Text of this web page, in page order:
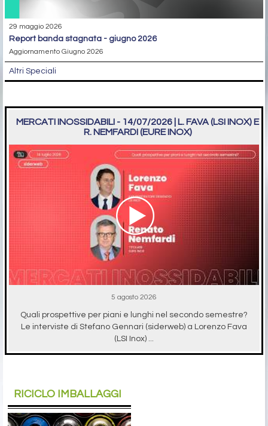
29 maggio 2026
report banda stagnata - giugno 2026
Aggiornamento Giugno 2026
Altri Speciali
MERCATI INOSSIDABILI - 14/07/2026 | L. FAVA (LSI INOX) E
R. NEMFARDI (EURE INOX)
5 agosto 2026
Quali prospettive per piani e lunghi nel secondo semestre?
Le interviste di Stefano Gennari (siderweb) a Lorenzo Fava
(LSI Inox) ...
RICICLO IMBALLAGGI